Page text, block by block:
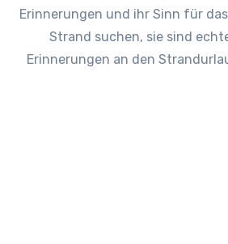
Erinnerungen und ihr Sinn für
Strand suchen, sie sind
Erinnerungen an den